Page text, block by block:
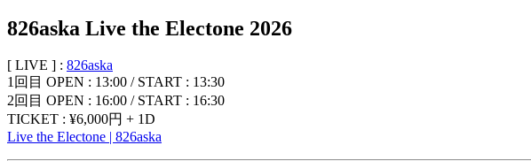
826aska Live the Electone 2026
[ LIVE ] : 826aska
1回目 OPEN : 13:00 / START : 13:30
2回目 OPEN : 16:00 / START : 16:30
TICKET : ¥6,000円 + 1D
Live the Electone | 826aska